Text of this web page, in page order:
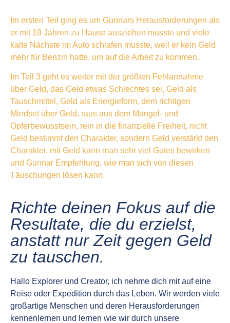
Im ersten Teil ging es um Gunnars Herausforderungen als
er mit 18 Jahren zu Hause ausziehen musste und viele
kalte Nächste im Auto schlafen musste, weil er kein Geld
mehr für Benzin hatte, um auf die Arbeit zu kommen.
Im Teil 3 geht es weiter mit der größten Fehlannahme
über Geld, das Geld etwas Schlechtes sei, Geld als
Tauschmittel, Geld als Energieform, dem richtigen
Mindset über Geld, raus aus dem Mangel- und
Opferbewusstsein, rein in die finanzielle Freiheit, nicht
Geld bestimmt den Charakter, sondern Geld verstärkt den
Charakter, mit Geld kann man sehr viel Gutes bewirken
und Gunnar Empfehlung, wie man sich von diesen
Täuschungen lösen kann.
Richte deinen Fokus auf die
Resultate, die du erzielst,
anstatt nur Zeit gegen Geld
zu tauschen.
Hallo Explorer und Creator, ich nehme dich mit auf eine
Reise oder Expedition durch das Leben. Wir werden viele
großartige Menschen und deren Herausforderungen
kennenlernen und lernen wie wir durch unsere